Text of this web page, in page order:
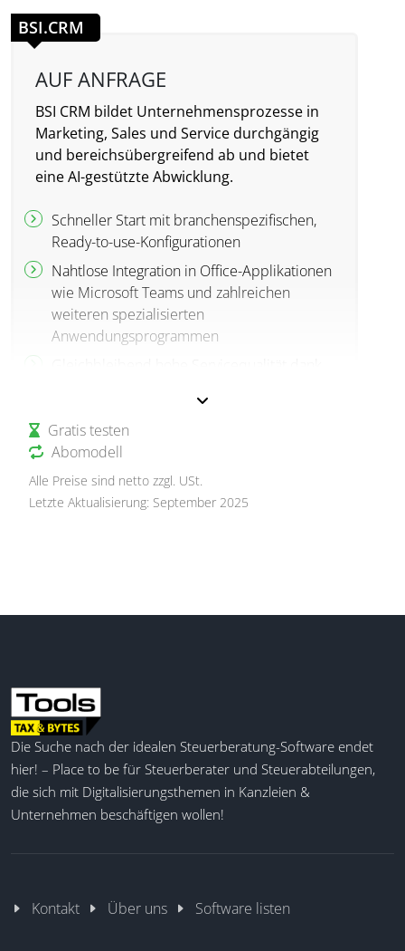
BSI.CRM
AUF ANFRAGE
BSI CRM bildet Unternehmensprozesse in
Marketing, Sales und Service durchgängig
und bereichsübergreifend ab und bietet
eine AI-gestützte Abwicklung.
Schneller Start mit branchenspezifischen,
Ready-to-use-Konfigurationen
Nahtlose Integration in Office-Applikationen
wie Microsoft Teams und zahlreichen
weiteren spezialisierten
Anwendungsprogrammen
Smarte Contact-Center-Lösung: kompatibel
mit multilingualem Input, erlaubt
Management von mehreren Brands und
kanalübergreifend per Omnichannel-Ansatz
Kundendaten müssen für die Verarbeitung
durch AI die BSI Customer Suite
Infrastruktur nicht verlassen.
Von überall Zugriff auf Ihre Kundendaten,
egal ob auf Desktop, Tablet oder Mobile
Gratis testen
Abomodell
Alle Preise sind netto zzgl. USt.
Letzte Aktualisierung: September 2025
Die Suche nach der idealen Steuerberatung-Software endet
hier! – Place to be für Steuerberater und Steuerabteilungen,
die sich mit Digitalisierungsthemen in Kanzleien &
Unternehmen beschäftigen wollen!
Kontakt Über uns Software listen